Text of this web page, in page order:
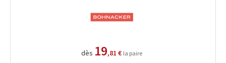
dès 19,81 € la paire